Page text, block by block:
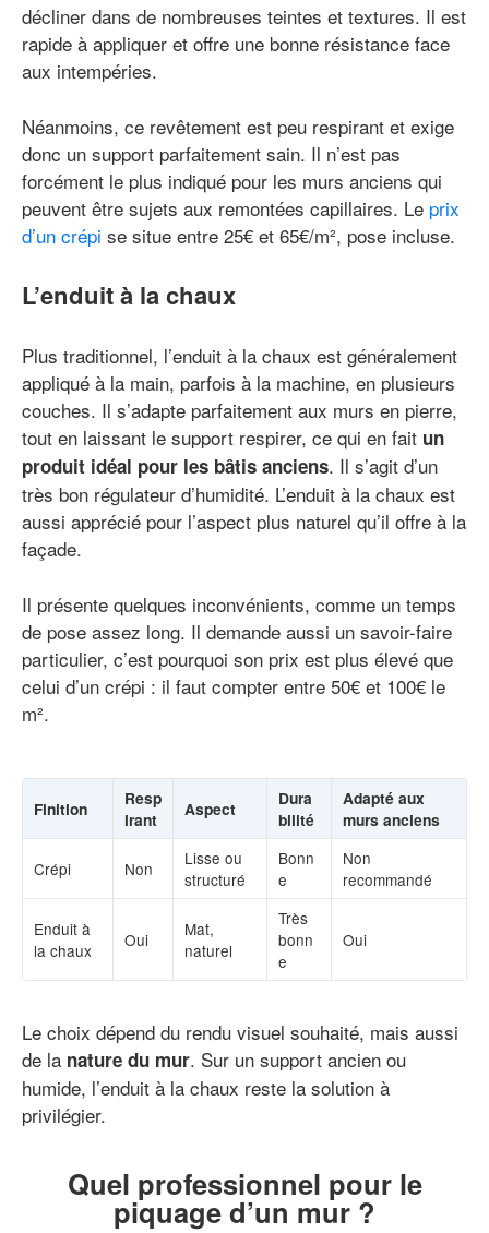
décliner dans de nombreuses teintes et textures. Il est
rapide à appliquer et offre une bonne résistance face
aux intempéries.
Néanmoins, ce revêtement est peu respirant et exige
donc un support parfaitement sain. Il n’est pas
forcément le plus indiqué pour les murs anciens qui
peuvent être sujets aux remontées capillaires. Le prix
d’un crépi se situe entre 25€ et 65€/m², pose incluse.
L’enduit à la chaux
Plus traditionnel, l’enduit à la chaux est généralement
appliqué à la main, parfois à la machine, en plusieurs
couches. Il s’adapte parfaitement aux murs en pierre,
tout en laissant le support respirer, ce qui en fait un
produit idéal pour les bâtis anciens. Il s’agit d’un
très bon régulateur d’humidité. L’enduit à la chaux est
aussi apprécié pour l’aspect plus naturel qu’il offre à la
façade.
Il présente quelques inconvénients, comme un temps
de pose assez long. Il demande aussi un savoir-faire
particulier, c’est pourquoi son prix est plus élevé que
celui d’un crépi : il faut compter entre 50€ et 100€ le
m².
Finition
Resp
irant
Aspect
Dura
bilité
Adapté aux
murs anciens
Crépi Non
Lisse ou
structuré
Bonn
e
Non
recommandé
Enduit à
la chaux
Oui
Mat,
naturel
Très
bonn
e
Oui
Le choix dépend du rendu visuel souhaité, mais aussi
de la nature du mur. Sur un support ancien ou
humide, l’enduit à la chaux reste la solution à
privilégier.
Quel professionnel pour le
piquage d’un mur ?